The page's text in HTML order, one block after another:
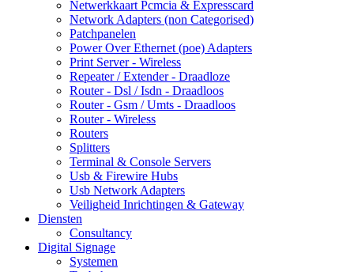
Netwerkkaart Pcmcia & Expresscard
Network Adapters (non Categorised)
Patchpanelen
Power Over Ethernet (poe) Adapters
Print Server - Wireless
Repeater / Extender - Draadloze
Router - Dsl / Isdn - Draadloos
Router - Gsm / Umts - Draadloos
Router - Wireless
Routers
Splitters
Terminal & Console Servers
Usb & Firewire Hubs
Usb Network Adapters
Veiligheid Inrichtingen & Gateway
Diensten
Consultancy
Digital Signage
Systemen